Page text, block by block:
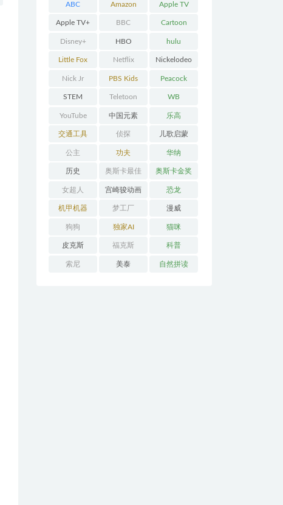
ABC Amazon
Prime
Apple TV
Apple TV+ BBC Cartoon
Network
Disney+ HBO hulu
Little Fox Netflix Nickelodeo
n
Nick Jr PBS Kids Peacock
STEM Teletoon WB
YouTube 中国元素 乐高
交通工具 侦探 儿歌启蒙
公主 功夫 华纳
历史 奥斯卡最佳
动画
奥斯卡金奖
女超人 宫崎骏动画 恐龙
机甲机器 梦工厂 漫威
狗狗 独家AI 猫咪
皮克斯 福克斯 科普
索尼 美泰 自然拼读